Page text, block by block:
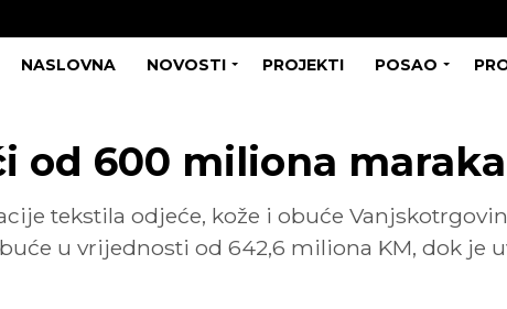
NASLOVNA NOVOSTI PROJEKTI POSAO
od 600 miliona maraka
tekstila odjeće, kože i obuće
u vrijednosti od 642,6 miliona KM, dok je